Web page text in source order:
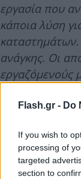
Flash.gr - Do
If you wish to
processing of
targeted
section to
εργασία που
κάποια λύση
ανάγκης. Οι
εργαζόμενούς
όχι για
Τι έγινε με
"Όταν πριν